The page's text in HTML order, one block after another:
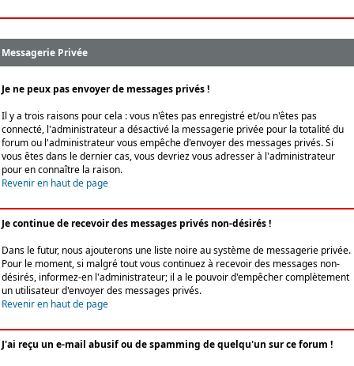
Messagerie Privée
Je ne peux pas envoyer de messages privés !
Il y a trois raisons pour cela : vous n'êtes pas enregistré et/ou n'êtes pas
connecté, l'administrateur a désactivé la messagerie privée pour la totalité du
forum ou l'administrateur vous empêche d'envoyer des messages privés. Si
vous êtes dans le dernier cas, vous devriez vous adresser à l'administrateur
pour en connaître la raison.
Revenir en haut de page
Je continue de recevoir des messages privés non-désirés !
Dans le futur, nous ajouterons une liste noire au système de messagerie privée.
Pour le moment, si malgré tout vous continuez à recevoir des messages non-
désirés, informez-en l'administrateur; il a le pouvoir d'empêcher complètement
un utilisateur d'envoyer des messages privés.
Revenir en haut de page
J'ai reçu un e-mail abusif ou de spamming de quelqu'un sur ce forum !